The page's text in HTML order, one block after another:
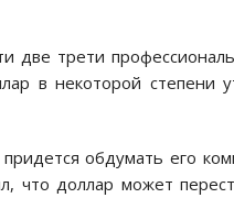
две трети
в некоторой степени
обдумать его
что доллар может